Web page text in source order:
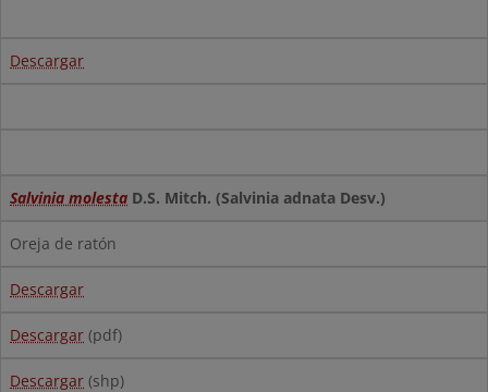
Descargar
Salvinia molesta D.S. Mitch. (Salvinia adnata Desv.)
Oreja de ratón
Descargar
Descargar (pdf)
Descargar (shp)